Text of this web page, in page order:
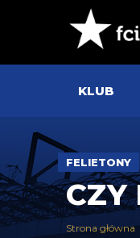
KLUB
FELIETONY
CZY
Strona główna